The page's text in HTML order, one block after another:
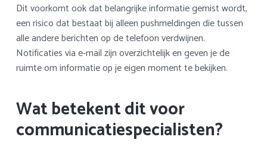
Dit voorkomt ook dat belangrijke informatie gemist wordt,
een risico dat bestaat bij alleen pushmeldingen die tussen
alle andere berichten op de telefoon verdwijnen.
Notificaties via e-mail zijn overzichtelijk en geven je de
ruimte om informatie op je eigen moment te bekijken.
Wat betekent dit voor
communicatiespecialisten?